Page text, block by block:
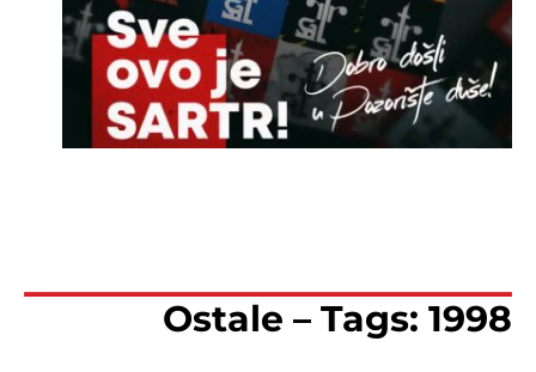
Ostale – Tags: 1998